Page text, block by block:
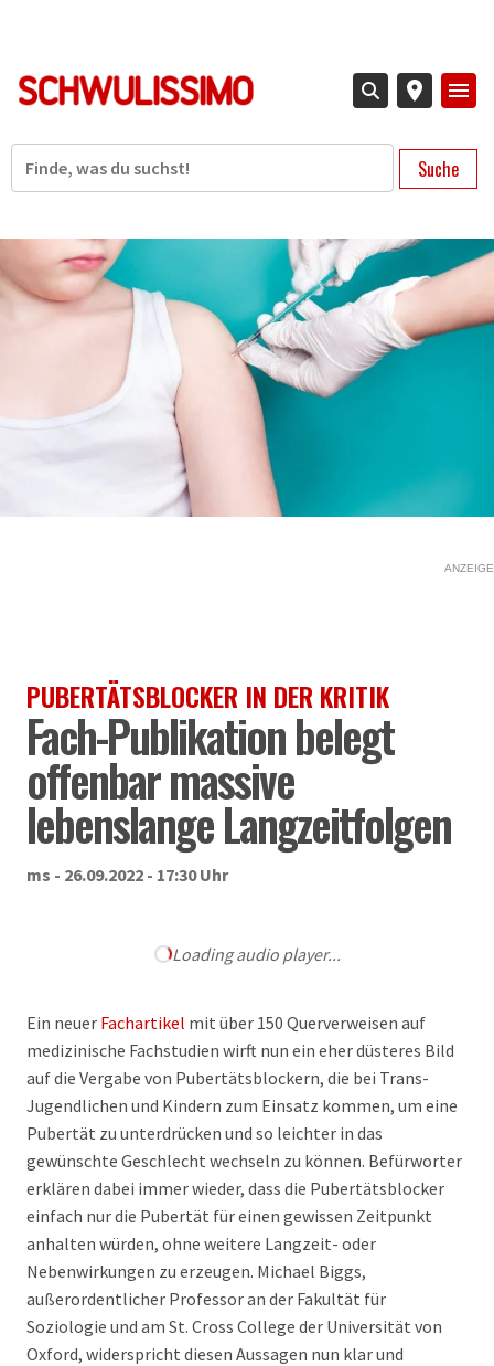
Suche
ANZEIGE
PUBERTÄTSBLOCKER IN DER KRITIK
Fach-Publikation belegt
offenbar massive
lebenslange Langzeitfolgen
ms - 26.09.2022 - 17:30 Uhr
Loading audio player...
Ein neuer Fachartikel mit über 150 Querverweisen auf
medizinische Fachstudien wirft nun ein eher düsteres Bild
auf die Vergabe von Pubertätsblockern, die bei Trans-
Jugendlichen und Kindern zum Einsatz kommen, um eine
Pubertät zu unterdrücken und so leichter in das
gewünschte Geschlecht wechseln zu können. Befürworter
erklären dabei immer wieder, dass die Pubertätsblocker
einfach nur die Pubertät für einen gewissen Zeitpunkt
anhalten würden, ohne weitere Langzeit- oder
Nebenwirkungen zu erzeugen. Michael Biggs,
außerordentlicher Professor an der Fakultät für
Soziologie und am St. Cross College der Universität von
Oxford, widerspricht diesen Aussagen nun klar und